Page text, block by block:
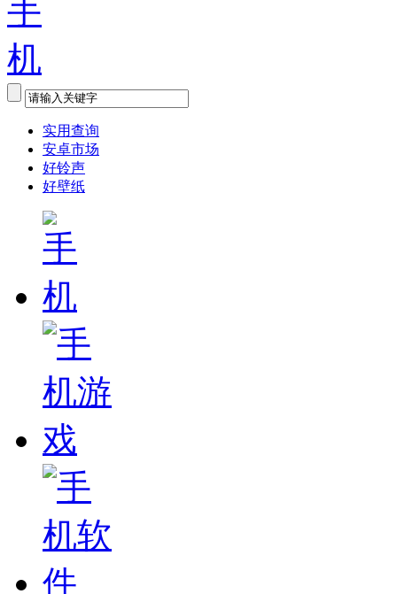
实用查询
安卓市场
好铃声
好壁纸